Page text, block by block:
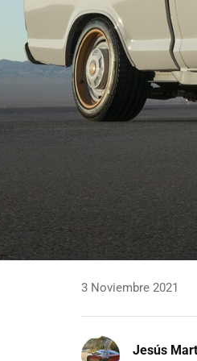
3 Noviembre 2021
Jesús